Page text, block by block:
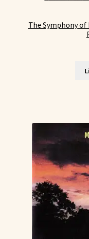
The Symphony of